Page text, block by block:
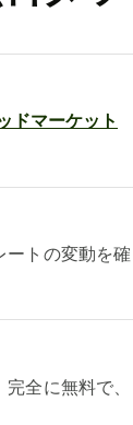
ドマーケット
ートの変動を確
全に無料で、